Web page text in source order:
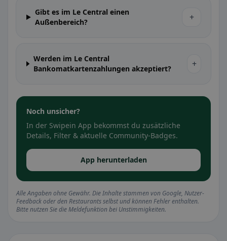
Gibt es im Le Central einen
Außenbereich?
+
Werden im Le Central
Bankomatkartenzahlungen akzeptiert?
+
Noch unsicher?
In der Swipein App bekommst du zusätzliche
Details, Filter & aktuelle Community-Badges.
App herunterladen
Alle Angaben ohne Gewähr. Die Inhalte stammen von Google, Nutzer-
Feedback oder den Restaurants selbst und können Fehler enthalten.
Bitte nutzen Sie die Meldefunktion bei Unstimmigkeiten.